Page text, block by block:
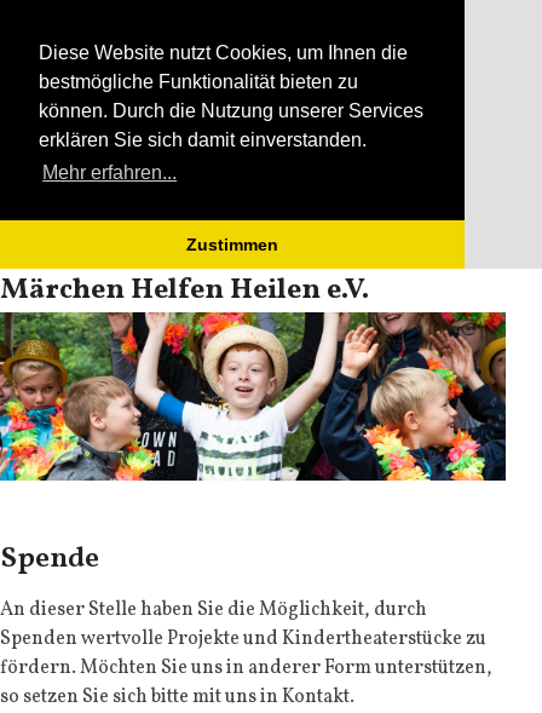
Diese Website nutzt Cookies, um Ihnen die
bestmögliche Funktionalität bieten zu
können. Durch die Nutzung unserer Services
erklären Sie sich damit einverstanden.
Mehr erfahren...
Zustimmen
Skip
to
content
Märchen Helfen Heilen e.V.
Open
mobile
menu
Close
mobile
menu
Spende
An dieser Stelle haben Sie die Möglichkeit, durch
Spenden wertvolle Projekte und Kindertheaterstücke zu
fördern.Möchten Sie uns in anderer Form unterstützen,
so setzen Sie sich bitte mit uns in Kontakt.